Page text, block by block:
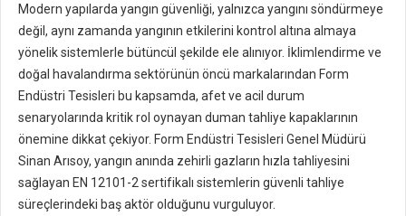
Modern yapılarda yangın güvenliği, yalnızca yangını söndürmeye
değil, aynı zamanda yangının etkilerini kontrol altına almaya
yönelik sistemlerle bütüncül şekilde ele alınıyor. İklimlendirme ve
doğal havalandırma sektörünün öncü markalarından Form
Endüstri Tesisleri bu kapsamda, afet ve acil durum
senaryolarında kritik rol oynayan duman tahliye kapaklarının
önemine dikkat çekiyor. Form Endüstri Tesisleri Genel Müdürü
Sinan Arısoy, yangın anında zehirli gazların hızla tahliyesini
sağlayan EN 12101-2 sertifikalı sistemlerin güvenli tahliye
süreçlerindeki baş aktör olduğunu vurguluyor.